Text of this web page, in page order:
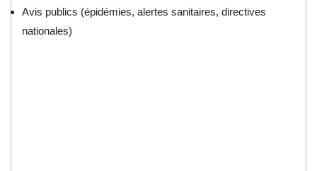
Avis publics (épidémies, alertes sanitaires, directives
nationales)